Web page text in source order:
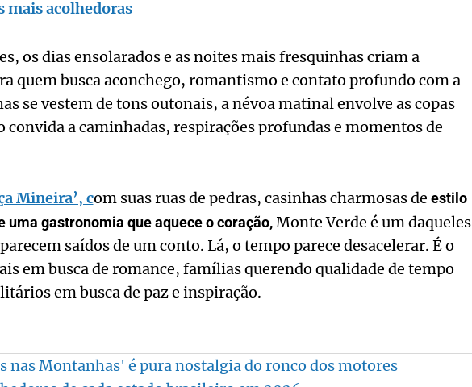
mais acolhedoras
os dias ensolarados e as noites mais fresquinhas criam a
quem busca aconchego, romantismo e contato profundo com a
se vestem de tons outonais, a névoa matinal envolve as copas
convida a caminhadas, respirações profundas e momentos de
Mineira’, com suas ruas de pedras, casinhas charmosas de estilo
uma gastronomia que aquece o coração,Monte Verde é um daqueles
saídos de um conto. Lá, o tempo parece desacelerar. É o
em busca de romance, famílias querendo qualidade de tempo
em busca de paz e inspiração.
nas Montanhas' é pura nostalgia do ronco dos motores